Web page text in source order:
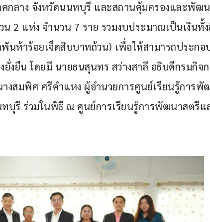
กลาง จังหวัดนนทบุรี และสถานคุ้มครองและพัฒ
2 แห่ง จำนวน 7 ราย รวมงบประมาณเป็นเงินทั้
ห้าร้อยเจ็ดสิบบาทถ้วน) เพื่อให้สามารถประกอ
ยั่งยืน โดยมี นายธนสุนทร สว่างสาลี อธิบดีกรมกิจ
งสมพิศ ศรีคำแหง ผู้อำนวยการศูนย์เรียนรู้การพั
บุรี ร่วมในพิธี ณ ศูนย์การเรียนรู้การพัฒนาสตรีแ